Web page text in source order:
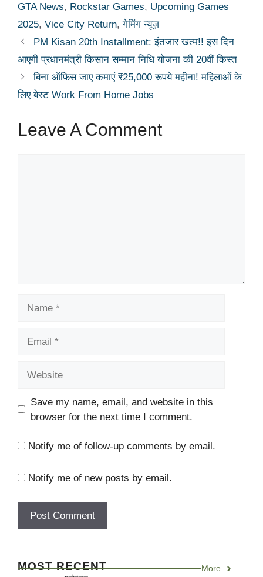
GTA News, Rockstar Games, Upcoming Games
2025, Vice City Return,गेमिंग न्यूज़
PM Kisan 20th Installment: इंतजार खत्म!! इस दिन
आएगी प्रधानमंत्री किसान सम्मान निधि योजना की 20वीं किस्त
बिना ऑफिस जाए कमाएं ₹25,000 रूपये महीना! महिलाओं के
लिए बेस्ट Work From Home Jobs
Leave A Comment
Save my name, email, and website in this
browser for the next time I comment.
Notify me of follow-up comments by email.
Notify me of new posts by email.
MOST RECENT More